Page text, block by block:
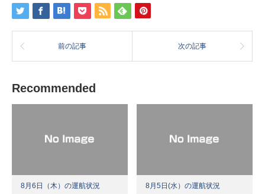
前の記事 次の記事
Recommended
8月6日（木）の運航状況 8月5日(水）の運航状況